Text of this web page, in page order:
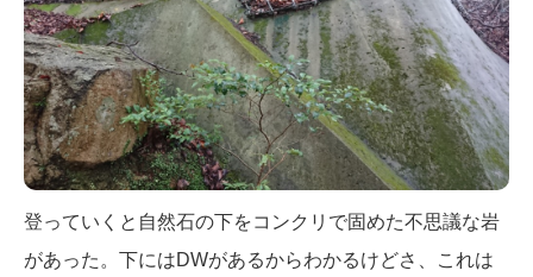
登っていくと自然石の下をコンクリで固めた不思議な岩
があった。下にはDWがあるからわかるけどさ、これは